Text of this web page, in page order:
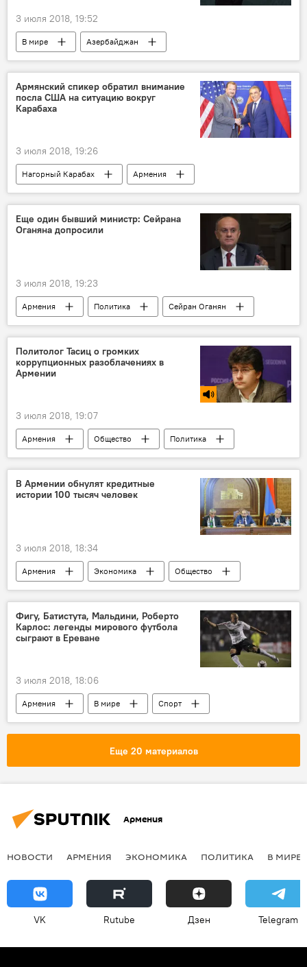
3 июля 2018, 19:52
В мире
Азербайджан
Ильхам Алиев
Дональд Трамп
Армянский спикер обратил внимание
посла США на ситуацию вокруг
Карабаха
3 июля 2018, 19:26
Нагорный Карабах
Армения
Общество
Политика
США
дестабилизация
спикер
ситуация
Еще один бывший министр: Сейрана
Оганяна допросили
3 июля 2018, 19:23
Армения Политика
Сейран Оганян
1 марта
оборона
Дело 1 марта: кровавая дата в истории Армении
Политолог Тасиц о громких
коррупционных разоблачениях в
Армении
3 июля 2018, 19:07
Армения Общество
Политика
коррупция
разоблачения Голос
В Армении обнулят кредитные
истории 100 тысяч человек
3 июля 2018, 18:34
Армения Экономика
Общество
Политика
Пашинян Никол
правительство
Новости Армения
штрафы
кредит
Фигу, Батистута, Мальдини, Роберто
Карлос: легенды мирового футбола
сыграют в Ереване
3 июля 2018, 18:06
Армения В мире
Спорт
Европа
Америка
Роберто Карлос
легенда
Еще 20 материалов
Армения
НОВОСТИ АРМЕНИЯ ЭКОНОМИКА ПОЛИТИКА В МИРЕ
VK Rutube Дзен Telegram